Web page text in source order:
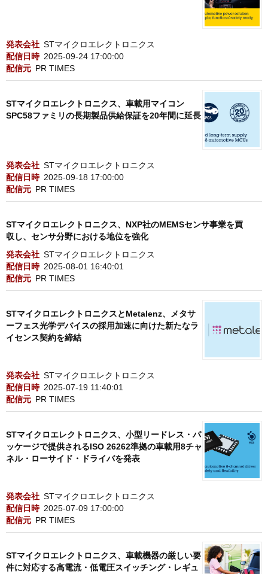
発表会社 STマイクロエレクトロニクス
配信日時 2025-09-24 17:00:00
配信元 PR TIMES
STマイクロエレクトロニクス、車載用マイコン
SPC58ファミリの長期製品供給保証を20年間に延長
発表会社 STマイクロエレクトロニクス
配信日時 2025-09-18 17:00:00
配信元 PR TIMES
STマイクロエレクトロニクス、NXP社のMEMSセンサ事業を買
収し、センサ分野における地位を強化
発表会社 STマイクロエレクトロニクス
配信日時 2025-08-01 16:40:01
配信元 PR TIMES
STマイクロエレクトロニクスとMetalenz、メタサ
ーフェス光学デバイスの採用加速に向けた新たなラ
イセンス契約を締結
発表会社 STマイクロエレクトロニクス
配信日時 2025-07-19 11:40:01
配信元 PR TIMES
STマイクロエレクトロニクス、小型リードレス・パ
ッケージで提供されるISO 26262準拠の車載用8チャ
ネル・ローサイド・ドライバを発表
発表会社 STマイクロエレクトロニクス
配信日時 2025-07-09 17:00:00
配信元 PR TIMES
STマイクロエレクトロニクス、車載機器の厳しい要
件に対応する高電流・低電圧スイッチング・レギュ